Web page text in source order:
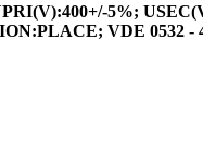
5%;
VDE 0532 -